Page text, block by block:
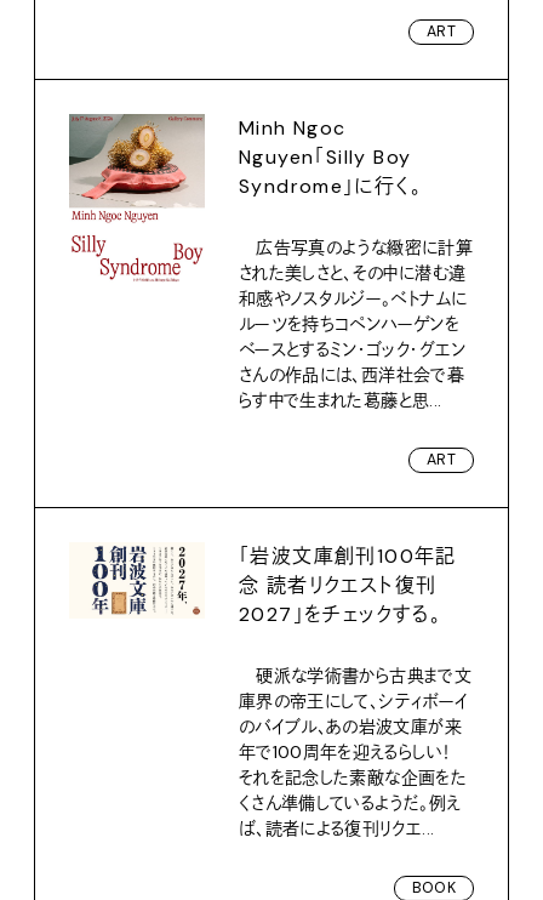
ART
Minh Ngoc
Nguyen「Silly Boy
Syndrome」に行く。
広告写真のような緻密に計算
された美しさと、その中に潜む違
和感やノスタルジー。ベトナムに
ルーツを持ちコペンハーゲンを
ベースとするミン・ゴック・グエン
さんの作品には、西洋社会で暮
らす中で生まれた葛藤と思...
ART
「岩波文庫創刊100年記
念 読者リクエスト復刊
2027」をチェックする。
硬派な学術書から古典まで文
庫界の帝王にして、シティボーイ
のバイブル、あの岩波文庫が来
年で100周年を迎えるらしい！
それを記念した素敵な企画をた
くさん準備しているようだ。例え
ば、読者による復刊リクエ...
BOOK